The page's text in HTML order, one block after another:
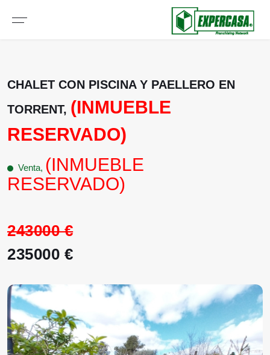
CHALET CON PISCINA Y PAELLERO EN
TORRENT, (INMUEBLE
RESERVADO)
Venta, (INMUEBLE
RESERVADO)
243000 €
235000 €